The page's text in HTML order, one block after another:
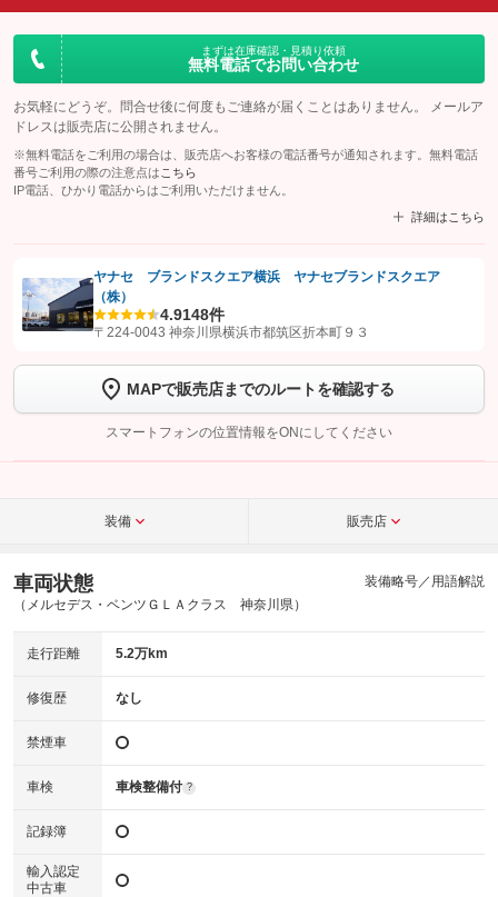
まずは在庫確認・見積り依頼
無料電話でお問い合わせ
お気軽にどうぞ。問合せ後に何度もご連絡が届くことはありません。 メールア
ドレスは販売店に公開されません。
※無料電話をご利用の場合は、販売店へお客様の電話番号が通知されます。無料電話
番号ご利用の際の注意点は こちら
IP電話、ひかり電話からはご利用いただけません。
詳細はこちら
【STEP1】認証画面でグーネットを友だち追加してから「許可する」ボタンを押
します
【STEP2】 トーク画面で
完了してください。
こちら
ヤナセ ブランドスクエア横浜 ヤナセブランドスクエア
（株）
4.9148件
〒224-0043 神奈川県横浜市都筑区折本町９３
MAPで販売店までのルートを確認する
スマートフォンの位置情報をONにしてください
装備 販売店
車両状態
（メルセデス・ベンツＧＬＡクラス 神奈川県）
装備略号／用語解説
走行距離 5.2万km
修復歴 なし
禁煙車
車検 車検整備付 ?
記録簿
輸入認定
中古車